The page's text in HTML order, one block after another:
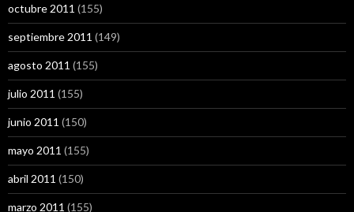
octubre 2011 (155)
septiembre 2011 (149)
agosto 2011 (155)
julio 2011 (155)
junio 2011 (150)
mayo 2011 (155)
abril 2011 (150)
marzo 2011 (155)